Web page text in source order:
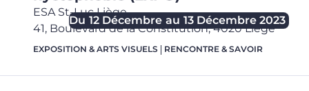
Du 12 Décembre au 13 Décembre 2023
ESA St-Luc Liège,
41, Boulevard de la Constitution,4020Liège
EXPOSITION & ARTS VISUELS RENCONTRE & SAVOIR